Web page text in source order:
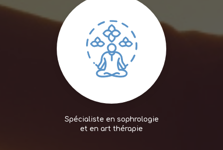
Spécialiste en sophrologie
et en art thérapie